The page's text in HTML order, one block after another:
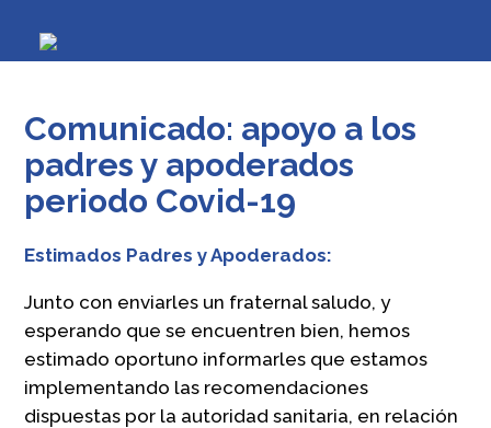
Comunicado: apoyo a los
padres y apoderados
periodo Covid-19
Estimados Padres y Apoderados:
Junto con enviarles un fraternal saludo, y
esperando que se encuentren bien, hemos
estimado oportuno informarles que estamos
implementando las recomendaciones
dispuestas por la autoridad sanitaria, en relación